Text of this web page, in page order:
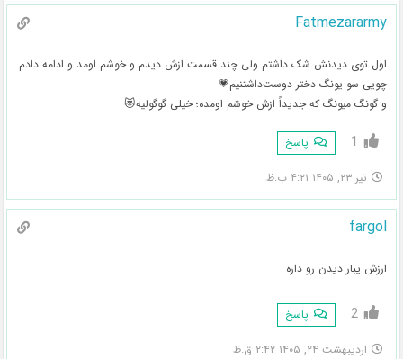
Fatmezararmy
اول توی دیدنش شک داشتم ولی چند قسمت ازش دیدم و خوشم اومد و ادامه دادم
چویی سو یونگ دختر دوست‌داشتنیم💗
و گونگ میونگ که جدیداً ازش خوشم اومده؛ خیلی گوگولیه😻
1 پاسخ
تیر ۲۳, ۱۴۰۵ ۴:۲۱ ب.ظ
fargol
ارزش یبار دیدن رو داره
2 پاسخ
اردیبهشت ۲۴, ۱۴۰۵ ۲:۴۲ ق.ظ